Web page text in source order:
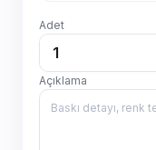
Adet
Açıklama